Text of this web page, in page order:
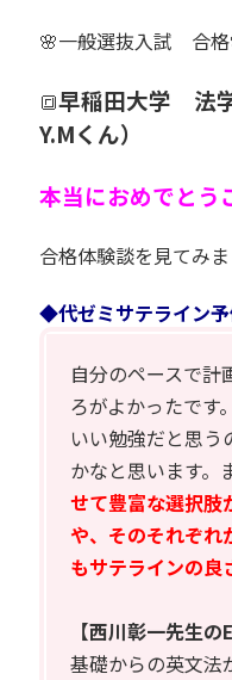
🌸一般選抜入試 合格
🔳早稲田大学
Y.Mくん）
本当におめでとう
合格体験談を見てみ
◆代ゼミサテライン
自分のペースで計
ろがよかったです
いい勉強だと思う
かなと思います。
せて豊富な選択肢
や、そのそれぞれ
もサテラインの良
【西川彰一先生
基礎からの英文法